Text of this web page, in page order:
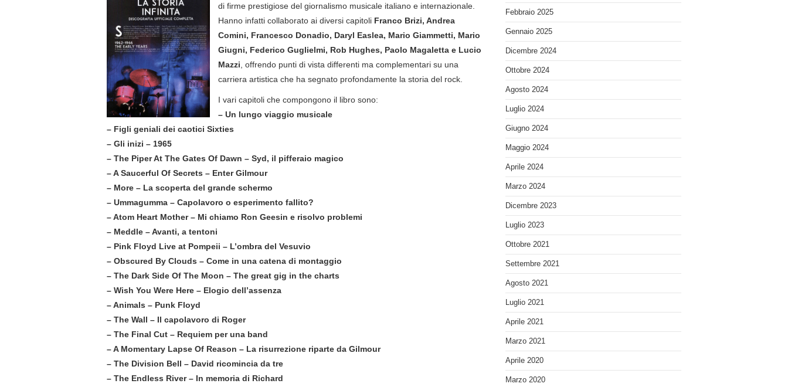
di firme prestigiose del giornalismo musicale italiano e internazionale.
Hanno infatti collaborato ai diversi capitoli Franco Brizi, Andrea
Comini, Francesco Donadio, Daryl Easlea, Mario Giammetti, Mario
Giugni, Federico Guglielmi, Rob Hughes, Paolo Magaletta e Lucio
Mazzi , offrendo punti di vista differenti ma complementari su una
carriera artistica che ha segnato profondamente la storia del rock.
I vari capitoli che compongono il libro sono:
– Un lungo viaggio musicale
– Figli geniali dei caotici Sixties
– Gli inizi – 1965
– The Piper At The Gates Of Dawn – Syd, il pifferaio magico
– A Saucerful Of Secrets – Enter Gilmour
– More – La scoperta del grande schermo
– Ummagumma – Capolavoro o esperimento fallito?
– Atom Heart Mother – Mi chiamo Ron Geesin e risolvo problemi
– Meddle – Avanti, a tentoni
– Pink Floyd Live at Pompeii – L’ombra del Vesuvio
– Obscured By Clouds – Come in una catena di montaggio
– The Dark Side Of The Moon – The great gig in the charts
– Wish You Were Here – Elogio dell’assenza
– Animals – Punk Floyd
– The Wall – Il capolavoro di Roger
– The Final Cut – Requiem per una band
– A Momentary Lapse Of Reason – La risurrezione riparte da Gilmour
– The Division Bell – David ricomincia da tre
– The Endless River – In memoria di Richard
Febbraio 2025
Gennaio 2025
Dicembre 2024
Ottobre 2024
Agosto 2024
Luglio 2024
Giugno 2024
Maggio 2024
Aprile 2024
Marzo 2024
Dicembre 2023
Luglio 2023
Ottobre 2021
Settembre 2021
Agosto 2021
Luglio 2021
Aprile 2021
Marzo 2021
Aprile 2020
Marzo 2020